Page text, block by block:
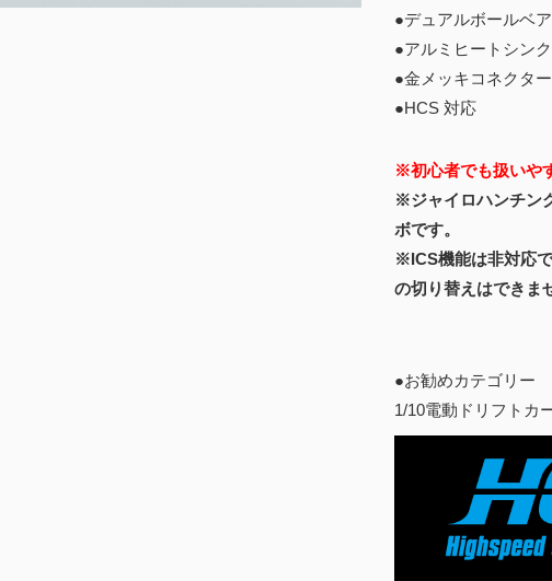
●デュアルボールベ
●アルミヒートシン
●金メッキコネクター
●HCS 対応
※初心者でも扱いや
※ジャイロハンチン
ボです。
※ICS機能は非対応
の切り替えはできま
●お勧めカテゴリー
1/10電動ドリフトカ